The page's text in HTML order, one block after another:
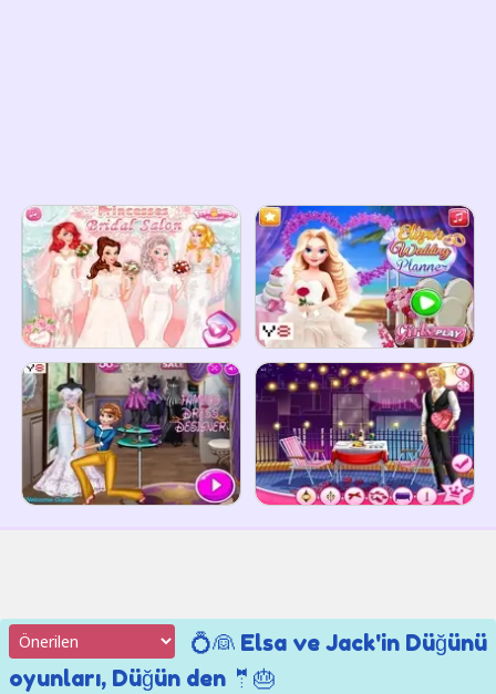
💍👰 Elsa ve Jack'in Düğünü
oyunları, Düğün den 🤵🎂